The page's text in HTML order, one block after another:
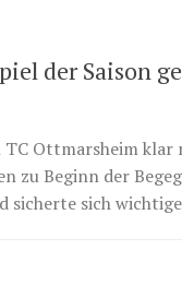
der Saison
Ottmarsheim klar
zu Beginn der
sicherte sich